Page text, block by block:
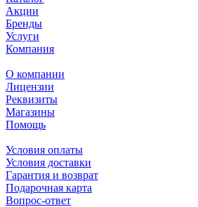
Акции
Бренды
Услуги
Компания
О компании
Лицензии
Реквизиты
Магазины
Помощь
Условия оплаты
Условия доставки
Гарантия и возврат
Подарочная карта
Вопрос-ответ